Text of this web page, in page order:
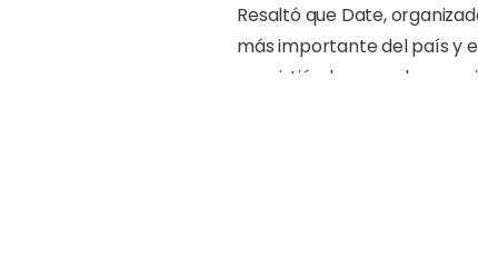
Resaltó que Date,
más importante del país y
convirtiéndose en el